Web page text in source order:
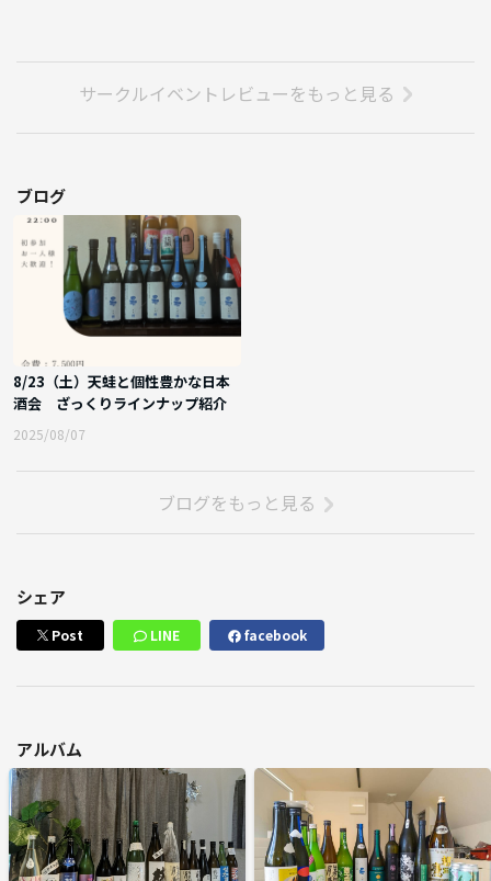
サークルイベントレビューをもっと見る
ブログ
8/23（土）天蛙と個性豊かな日本
酒会 ざっくりラインナップ紹介
2025/08/07
ブログをもっと見る
シェア
Post LINE facebook
アルバム